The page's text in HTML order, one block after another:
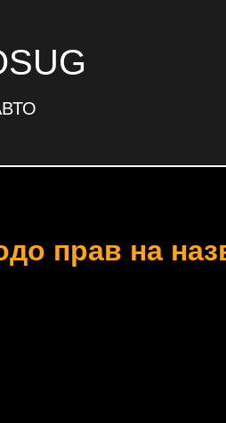
прав на